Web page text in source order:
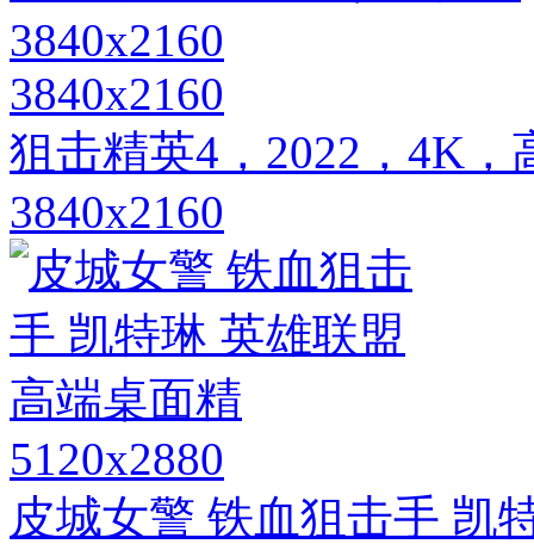
3840x2160
狙击精英4，2022，4K
3840x2160
5120x2880
皮城女警 铁血狙击手 凯